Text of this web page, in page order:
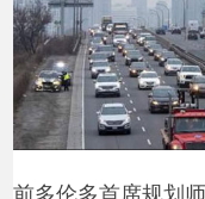
前多伦多首席规划